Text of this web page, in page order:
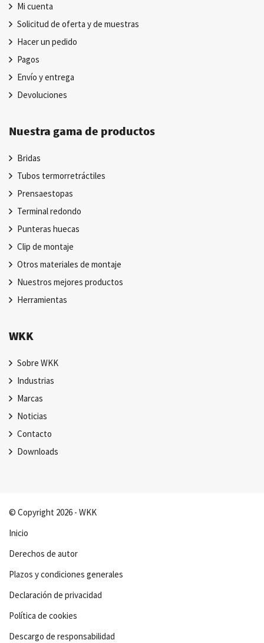
Mi cuenta
Solicitud de oferta y de muestras
Hacer un pedido
Pagos
Envío y entrega
Devoluciones
Nuestra gama de productos
Bridas
Tubos termorretráctiles
Prensaestopas
Terminal redondo
Punteras huecas
Clip de montaje
Otros materiales de montaje
Nuestros mejores productos
Herramientas
WKK
Sobre WKK
Industrias
Marcas
Noticias
Contacto
Downloads
© Copyright 2026 - WKK
Inicio
Derechos de autor
Plazos y condiciones generales
Declaración de privacidad
Política de cookies
Descargo de responsabilidad